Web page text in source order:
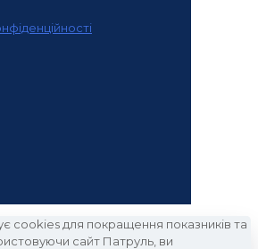
cookies для покращення показників та
сайт Патруль, ви